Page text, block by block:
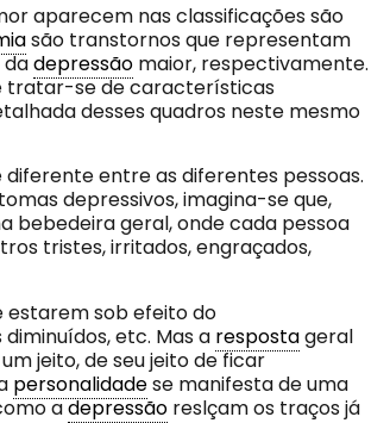
aparecem nas classificações são
são transtornos que representam
depressãomaior, respectivamente.
tratar-se de características
desses quadros neste mesmo
entre as diferentes pessoas.
depressivos, imagina-se que,
bebedeira geral, onde cada pessoa
tristes, irritados, engraçados,
estarem sob efeito do
etc. Mas a respostageral
jeito, de seu jeito de ficar
personalidadese manifesta de uma
adepressãoreslçam os traços já